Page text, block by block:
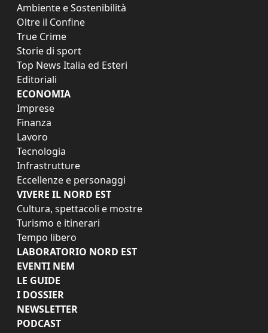
Ambiente e Sostenibilità
Oltre il Confine
True Crime
Storie di sport
Top News Italia ed Esteri
Editoriali
ECONOMIA
Imprese
Finanza
Lavoro
Tecnologia
Infrastrutture
Eccellenze e personaggi
VIVERE IL NORD EST
Cultura, spettacoli e mostre
Turismo e itinerari
Tempo libero
LABORATORIO NORD EST
EVENTI NEM
LE GUIDE
I DOSSIER
NEWSLETTER
PODCAST